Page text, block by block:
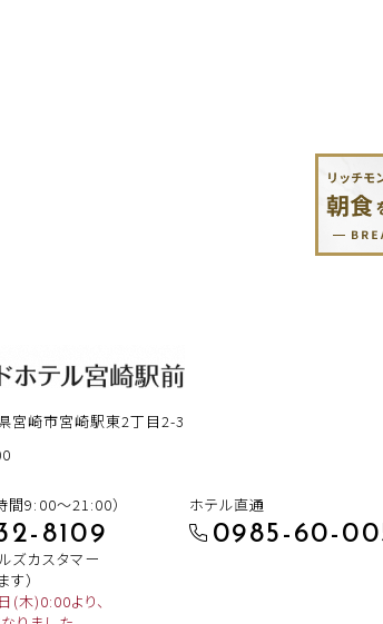
宮崎市宮崎駅東2丁目2-3
間9:00～21:00）
8109
ズカスタマー
）
木)0:00より、
ホテル直通
0985-60-